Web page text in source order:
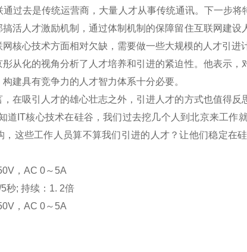
去是传统运营商，大量人才从事传统通讯。下一步将
活人才激励机制，通过体制机制的保障留住互联网建
核心技术方面相对欠缺，需要做一些大规模的人才引进
化的视角分析了人才培养和引进的紧迫性。他表示，
建具有竞争力的人才智力体系十分必要。
吸引人才的雄心壮志之外，引进人才的方式也值得反
道IT核心技术在硅谷，我们过去挖几个人到北京来工作
，这些工作人员算不算我们引进的人才？让他们稳定在
，AC 0～5A
秒; 持续：1. 2倍
，AC 0～5A